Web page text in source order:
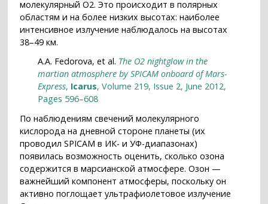
молекулярный O2. Это происходит в полярных
областям и на более низких высотах: наиболее
интенсивное излучение наблюдалось на высотах
38–49 км.
A.A. Fedorova, et al. The O2 nightglow in the
martian atmosphere by SPICAM onboard of Mars-
Express, Icarus, Volume 219, Issue 2, June 2012,
Pages 596–608
По наблюдениям свечений молекулярного
кислорода на дневной стороне планеты (их
проводил SPICAM в ИК- и УФ-диапазонах)
появилась возможность оценить, сколько озона
содержится в марсианской атмосфере. Озон —
важнейший компонент атмосферы, поскольку он
активно поглощает ультрафиолетовое излучение